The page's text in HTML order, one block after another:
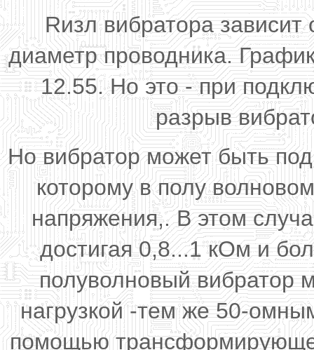
Rизл вибратора зависит
диаметр проводника.
12.55. Но это - при
разрыв
Но вибратор может быть
которому в полу
напряжения,. В этом
достигая 0,8...1 кОм и
полуволновый вибратор
нагрузкой -тем же 50-
помощью